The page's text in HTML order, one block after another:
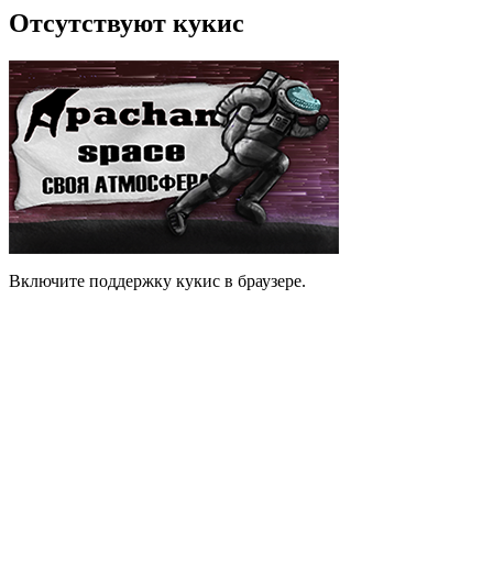
Отсутствуют кукис
Включите поддержку кукис в браузере.